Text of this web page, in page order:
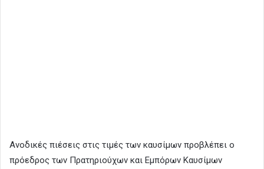
Ανοδικές πιέσεις στις τιμές των καυσίμων προβλέπει ο
πρόεδρος των Πρατηριούχων και Εμπόρων Καυσίμων